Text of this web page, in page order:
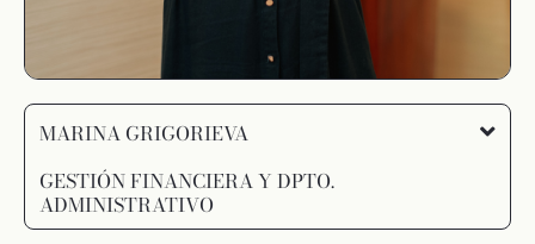
MARINA GRIGORIEVA
GESTIÓN FINANCIERA Y DPTO.
ADMINISTRATIVO